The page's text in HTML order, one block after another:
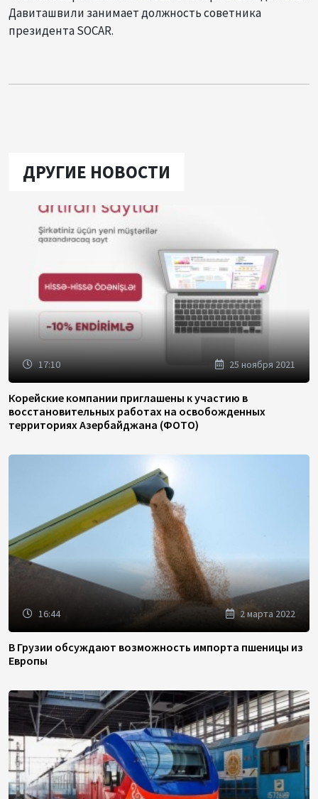
Давиташвили занимает должность советника
президента SOCAR.
ДРУГИЕ НОВОСТИ
17:10 25 ноября 2021
Корейские компании приглашены к участию в
восстановительных работах на освобожденных
территориях Азербайджана (ФОТО)
16:44 2 марта 2022
В Грузии обсуждают возможность импорта пшеницы из
Европы